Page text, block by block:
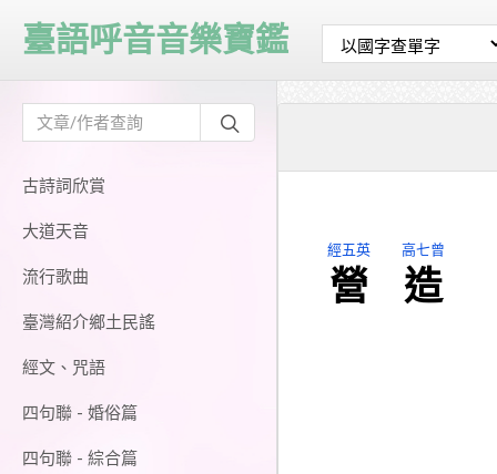
古詩詞欣賞
大道天音
流行歌曲
臺灣紹介鄉土民謠
經文、咒語
四句聯 - 婚俗篇
四句聯 - 綜合篇
臺語呼音音樂寶鑑
經五英
營
高七曾
造